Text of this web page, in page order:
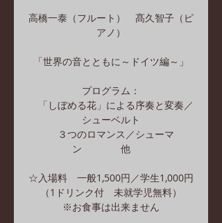
高橋一泰（フルート） 髙久智子（ピ
アノ）
「世界の音とともに～ドイツ編～」
プログラム：
「しぼめる花」による序奏と変奏／
シューベルト
３つのロマンス／シューマ
ン 他
☆入場料 一般1,500円／学生1,000円
（1ドリンク付 未就学児無料）
※お食事は出来ません